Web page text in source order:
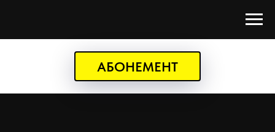
АБОНЕМЕНТ